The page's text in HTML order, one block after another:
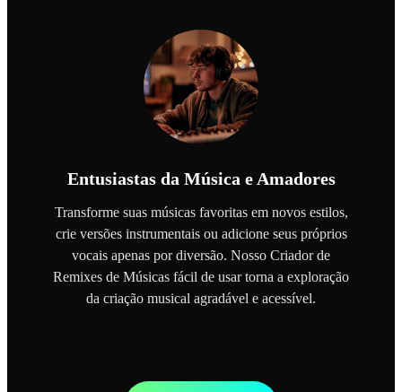
Entusiastas da Música e Amadores
Transforme suas músicas favoritas em novos estilos,
crie versões instrumentais ou adicione seus próprios
vocais apenas por diversão. Nosso Criador de
Remixes de Músicas fácil de usar torna a exploração
da criação musical agradável e acessível.